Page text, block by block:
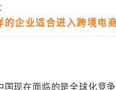
的企业适合进入跨境电
国现在面临的是全球化竞